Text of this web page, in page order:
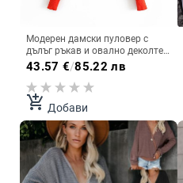
Модерен дамски пуловер с
дълъг ръкав и овално деколте в
червен цвят
43.57 €/85.22 лв
add_shopping_cart Добави